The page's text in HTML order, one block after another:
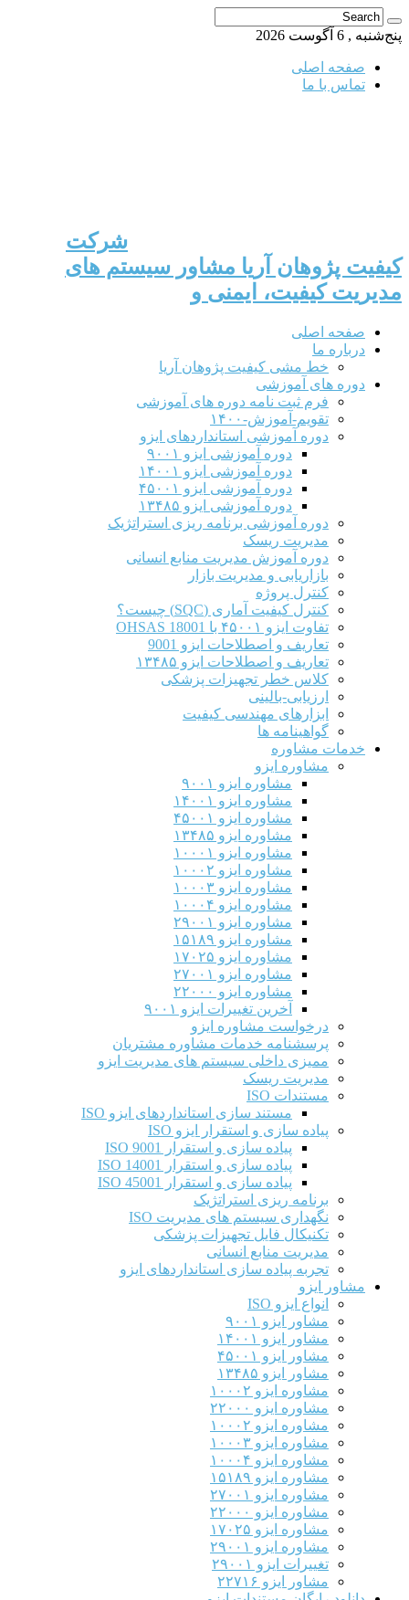
پنج‌شنبه , 6 آگوست 2026
صفحه اصلی
تماس با ما
شرکت
کیفیت پژوهان آریا مشاور سیستم های
مدیریت کیفیت، ایمنی و
صفحه اصلی
درباره ما
خط مشی کیفیت پژوهان آریا
دوره های آموزشی
فرم ثبت نامه دوره های آموزشی
تقویم-آموزش-۱۴۰۰
دوره آموزشی استانداردهای ایزو
دوره آموزشی ایزو ۹۰۰۱
دوره آموزشی ایزو ۱۴۰۰۱
دوره آموزشی ایزو ۴۵۰۰۱
دوره آموزشی ایزو ۱۳۴۸۵
دوره آموزشی برنامه ریزی استراتژیک
مدیریت ریسک
دوره آموزش مدیریت منابع انسانی
بازاریابی و مدیریت بازار
کنترل پروژه
کنترل کیفیت آماری (SQC) چیست؟
تفاوت ایزو ۴۵۰۰۱ با OHSAS 18001
تعاریف و اصطلاحات ایزو 9001
تعاریف و اصطلاحات ایزو ۱۳۴۸۵
کلاس خطر تجهیزات پزشکی
ارزیابی-بالینی
ابزارهای مهندسی کیفیت
گواهینامه ها
خدمات مشاوره
مشاوره ایزو
مشاوره ایزو ۹۰۰۱
مشاوره ایزو ۱۴۰۰۱
مشاوره ایزو ۴۵۰۰۱
مشاوره ایزو ۱۳۴۸۵
مشاوره ایزو ۱۰۰۰۱
مشاوره ایزو ۱۰۰۰۲
مشاوره ایزو ۱۰۰۰۳
مشاوره ایزو ۱۰۰۰۴
مشاوره ایزو ۲۹۰۰۱
مشاوره ایزو ۱۵۱۸۹
مشاوره ایزو ۱۷۰۲۵
مشاوره ایزو ۲۷۰۰۱
مشاوره ایزو ۲۲۰۰۰
آخرین تغییرات ایزو ۹۰۰۱
درخواست مشاوره ایزو
پرسشنامه خدمات مشاوره مشتریان
ممیزی داخلی سیستم های مدیریت ایزو
مدیریت ریسک
مستندات ISO
مستند سازی استانداردهای ایزو ISO
پیاده سازی و استقرار ایزو ISO
پیاده سازی و استقرار ISO 9001​
پیاده سازی و استقرار ISO 14001
پیاده سازی و استقرار ISO 45001
برنامه ریزی استراتژیک
نگهداری سیستم های مدیریت ISO
تکنیکال فایل تجهیزات پزشکی
مدیریت منابع انسانی
تجربه پیاده سازی استانداردهای ایزو
مشاور ایزو
انواع ایزو ISO
مشاور ایزو ۹۰۰۱
مشاور ایزو ۱۴۰۰۱
مشاور ایزو ۴۵۰۰۱
مشاور ایزو ۱۳۴۸۵
مشاوره ایزو ۱۰۰۰۲
مشاوره ایزو ۲۲۰۰۰
مشاوره ایزو ۱۰۰۰۲
مشاوره ایزو ۱۰۰۰۳
مشاوره ایزو ۱۰۰۰۴
مشاوره ایزو ۱۵۱۸۹
مشاوره ایزو ۲۷۰۰۱
مشاوره ایزو ۲۲۰۰۰
مشاوره ایزو ۱۷۰۲۵
مشاوره ایزو ۲۹۰۰۱
تغییرات ایزو ۲۹۰۰۱
مشاور ایزو ۲۲۷۱۶